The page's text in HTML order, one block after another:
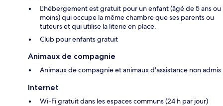
L'hébergement est gratuit pour un enfant (âgé de 5 ans ou
moins) qui occupe la même chambre que ses parents ou
tuteurs et qui utilise la literie en place.
Club pour enfants gratuit
Animaux de compagnie
Animaux de compagnie et animaux d'assistance non admis
Internet
Wi-Fi gratuit dans les espaces communs (24 h par jour)